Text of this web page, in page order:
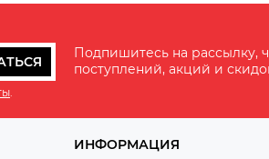
.
Подпишитесь на рассылку,
поступлений, акций и
ИНФОРМАЦИЯ